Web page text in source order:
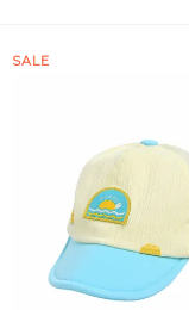
SALE